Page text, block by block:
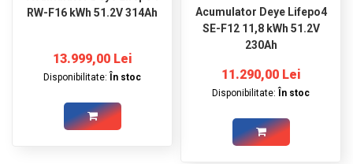
ELECTRICE
FOTOVOLTAICE
RW-F16 kWh 51.2V 314Ah
13.999,00 Lei
Disponibilitate: În stoc
Acumulator Deye Lifepo4
SE-F12 11,8 kWh 51.2V
230Ah
11.290,00 Lei
Disponibilitate: În stoc